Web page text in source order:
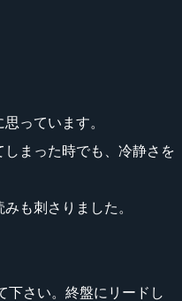
っています。
まった時でも、冷静さを
も刺さりました。
さい。終盤にリードし